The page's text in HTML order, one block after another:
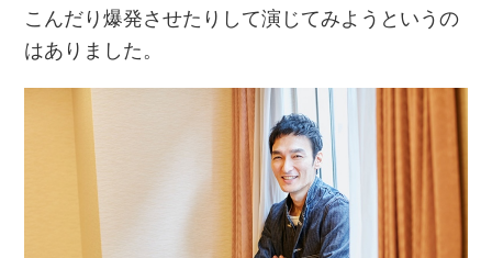
こんだり爆発させたりして演じてみようというの
はありました。